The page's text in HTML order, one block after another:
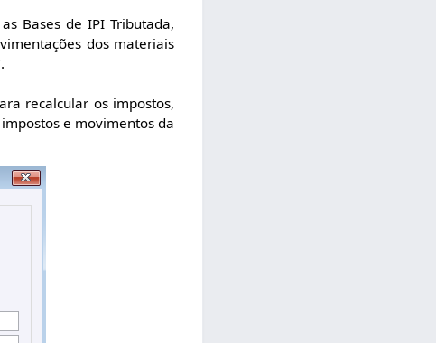
Bases de IPI Tributada,
dos materiais
recalcular os impostos,
e movimentos da